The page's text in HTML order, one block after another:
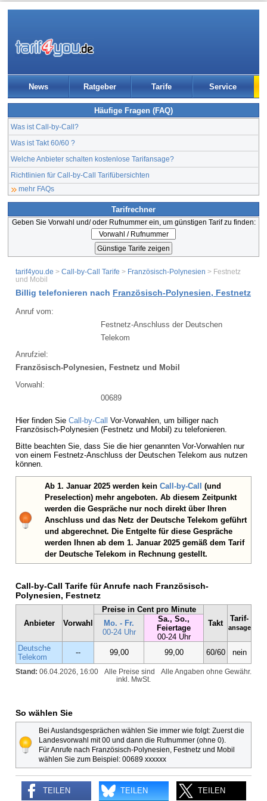
News Ratgeber Tarife Service
Häufige Fragen (FAQ)
Was ist Call-by-Call?
Was ist Takt 60/60 ?
Welche Anbieter schalten kostenlose Tarifansage?
Richtlinien für Call-by-Call Tarifübersichten
mehr FAQs
Tarifrechner
Geben Sie Vorwahl und/ oder Rufnummer ein, um günstigen Tarif zu finden:
tarif4you.de > Call-by-Call Tarife > Französisch-Polynesien > Festnetz
und Mobil
Billig telefonieren nach Französisch-Polynesien, Festnetz
Anruf vom:
Festnetz-Anschluss der Deutschen
Telekom
Anrufziel:
Französisch-Polynesien, Festnetz und Mobil
Vorwahl:
00689
Hier finden Sie Call-by-Call Vor-Vorwahlen, um billiger nach
Französisch-Polynesien (Festnetz und Mobil) zu telefonieren.
Bitte beachten Sie, dass Sie die hier genannten Vor-Vorwahlen nur
von einem Festnetz-Anschluss der Deutschen Telekom aus nutzen
können.
Ab 1. Januar 2025 werden kein Call-by-Call
(und
Preselection) mehr angeboten. Ab diesem Zeitpunkt
werden die Gespräche nur noch direkt über Ihren
Anschluss und das Netz der Deutsche Telekom geführt
und abgerechnet. Die Entgelte für diese Gespräche
werden Ihnen ab dem 1. Januar 2025 gemäß dem Tarif
der Deutsche Telekom in Rechnung gestellt.
Call-by-Call Tarife für Anrufe nach Französisch-
Polynesien, Festnetz
Anbieter Vorwahl
Preise in Cent pro Minute
Takt
Tarif-
ansage
Mo. - Fr.
00-24 Uhr
Sa., So.,
Feiertage
00-24 Uhr
Deutsche
Telekom
-- 99,00 99,00 60/60 nein
Stand: 06.04.2026, 16:00 Alle Angaben ohne Gewähr.
Alle Preise sind
inkl. MwSt.
So wählen Sie
Bei Auslandsgesprächen wählen Sie immer wie folgt: Zuerst die
Landesvorwahl mit 00 und dann die Rufnummer (ohne 0).
Für Anrufe nach Französisch-Polynesien, Festnetz und Mobil
wählen Sie zum Beispiel: 00689 xxxxxx
TEILEN TEILEN TEILEN